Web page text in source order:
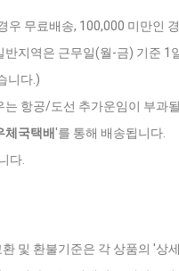
우 무료배송, 100,000 미만인
반지역은 근무일(월-금) 기준
니다.)
는 항공/도선 추가운임이 부과
체국택배'를 통해 배송됩니다.
다.
및 환불기준은 각 상품의 '상